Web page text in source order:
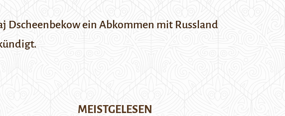
Dscheenbekow ein Abkommen mit Russland
MEISTGELESEN